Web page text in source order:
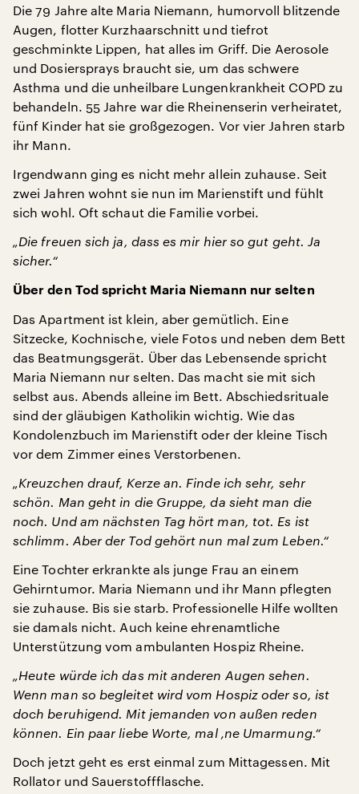
Die 79 Jahre alte Maria Niemann, humorvoll blitzende
Augen, flotter Kurzhaarschnitt und tiefrot
geschminkte Lippen, hat alles im Griff. Die Aerosole
und Dosiersprays braucht sie, um das schwere
Asthma und die unheilbare Lungenkrankheit COPD zu
behandeln. 55 Jahre war die Rheinenserin verheiratet,
fünf Kinder hat sie großgezogen. Vor vier Jahren starb
ihr Mann.
Irgendwann ging es nicht mehr allein zuhause. Seit
zwei Jahren wohnt sie nun im Marienstift und fühlt
sich wohl. Oft schaut die Familie vorbei.
„Die freuen sich ja, dass es mir hier so gut geht. Ja
sicher.“
Über den Tod spricht Maria Niemann nur selten
Das Apartment ist klein, aber gemütlich. Eine
Sitzecke, Kochnische, viele Fotos und neben dem Bett
das Beatmungsgerät. Über das Lebensende spricht
Maria Niemann nur selten. Das macht sie mit sich
selbst aus. Abends alleine im Bett. Abschiedsrituale
sind der gläubigen Katholikin wichtig. Wie das
Kondolenzbuch im Marienstift oder der kleine Tisch
vor dem Zimmer eines Verstorbenen.
„Kreuzchen drauf, Kerze an. Finde ich sehr, sehr
schön. Man geht in die Gruppe, da sieht man die
noch. Und am nächsten Tag hört man, tot. Es ist
schlimm. Aber der Tod gehört nun mal zum Leben.“
Eine Tochter erkrankte als junge Frau an einem
Gehirntumor. Maria Niemann und ihr Mann pflegten
sie zuhause. Bis sie starb. Professionelle Hilfe wollten
sie damals nicht. Auch keine ehrenamtliche
Unterstützung vom ambulanten Hospiz Rheine.
„Heute würde ich das mit anderen Augen sehen.
Wenn man so begleitet wird vom Hospiz oder so, ist
doch beruhigend. Mit jemanden von außen reden
können. Ein paar liebe Worte, mal ‚ne Umarmung.“
Doch jetzt geht es erst einmal zum Mittagessen. Mit
Rollator und Sauerstoffflasche.